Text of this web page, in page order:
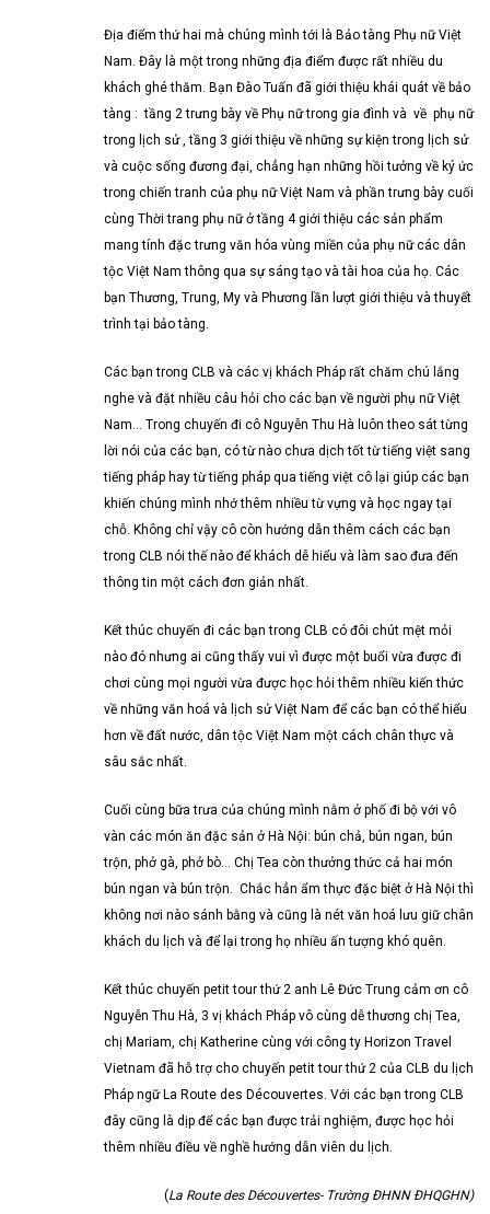
Địa điểm thứ hai mà chúng mình tới là Bảo tàng Phụ nữ Việt
Nam. Đây là một trong những địa điểm được rất nhiều du
khách ghé thăm. Bạn Đào Tuấn đã giới thiệu khái quát về bảo
tàng : tầng 2 trưng bày về Phụ nữ trong gia đình và về phụ nữ
trong lịch sử , tầng 3 giới thiệu về những sự kiện trong lịch sử
và cuộc sống đương đại, chẳng hạn những hồi tưởng về ký ức
trong chiến tranh của phụ nữ Việt Nam và phần trưng bày cuối
cùng Thời trang phụ nữ ở tầng 4 giới thiệu các sản phẩm
mang tính đặc trưng văn hóa vùng miền của phụ nữ các dân
tộc Việt Nam thông qua sự sáng tạo và tài hoa của họ. Các
bạn Thương, Trung, My và Phương lần lượt giới thiệu và thuyết
trình tại bảo tàng.
Các bạn trong CLB và các vị khách Pháp rất chăm chú lắng
nghe và đặt nhiều câu hỏi cho các bạn về người phụ nữ Việt
Nam… Trong chuyến đi cô Nguyễn Thu Hà luôn theo sát từng
lời nói của các bạn, có từ nào chưa dịch tốt từ tiếng việt sang
tiếng pháp hay từ tiếng pháp qua tiếng việt cô lại giúp các bạn
khiến chúng mình nhớ thêm nhiều từ vựng và học ngay tại
chỗ. Không chỉ vậy cô còn hướng dẫn thêm cách các bạn
trong CLB nói thế nào để khách dễ hiểu và làm sao đưa đến
thông tin một cách đơn giản nhất.
Kết thúc chuyến đi các bạn trong CLB có đôi chút mệt mỏi
nào đó nhưng ai cũng thấy vui vì được một buổi vừa được đi
chơi cùng mọi người vừa được học hỏi thêm nhiều kiến thức
về những văn hoá và lịch sử Việt Nam để các bạn có thể hiểu
hơn về đất nước, dân tộc Việt Nam một cách chân thực và
sâu sắc nhất.
Cuối cùng bữa trưa của chúng mình nằm ở phố đi bộ với vô
vàn các món ăn đặc sản ở Hà Nội: bún chả, bún ngan, bún
trộn, phở gà, phở bò… Chị Tea còn thưởng thức cả hai món
bún ngan và bún trộn. Chắc hẳn ẩm thực đặc biệt ở Hà Nội thì
không nơi nào sánh bằng và cũng là nét văn hoá lưu giữ chân
khách du lịch và để lại trong họ nhiều ấn tượng khó quên.
Kết thúc chuyến petit tour thứ 2 anh Lê Đức Trung cảm ơn cô
Nguyễn Thu Hà, 3 vị khách Pháp vô cùng dễ thương chị Tea,
chị Mariam, chị Katherine cùng với công ty Horizon Travel
Vietnam đã hỗ trợ cho chuyến petit tour thứ 2 của CLB du lịch
Pháp ngữ La Route des Découvertes. Với các bạn trong CLB
đây cũng là dịp để các bạn được trải nghiệm, được học hỏi
thêm nhiều điều về nghề hướng dẫn viên du lịch.
(La Route des Découvertes- Trường ĐHNN ĐHQGHN)